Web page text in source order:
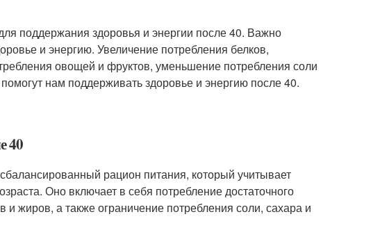
поддержания здоровья и энергии после 40. Важно
и энергию. Увеличение потребления белков,
овощей и фруктов, уменьшение потребления соли
нам поддерживать здоровье и энергию после 40.
40
рацион питания, который учитывает
Оно включает в себя потребление достаточного
жиров, а также ограничение потребления соли, сахара и